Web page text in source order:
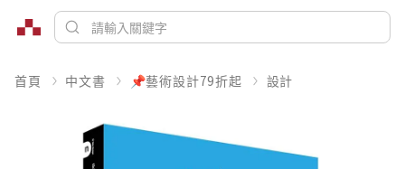
首頁 中文書 📌藝術設計79折起 設計